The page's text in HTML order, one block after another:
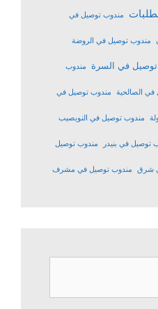
مندوب توصيل في
مندوب توصيل في الروضة
في السرة مندوب
الصالحية مندوب توصيل في
مندوب توصيل في النويصيب
توصيل في بنيدر مندوب توصيل
شرق مندوب توصيل في مشرف